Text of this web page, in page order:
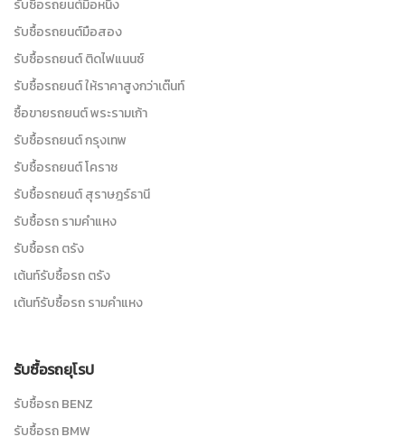
รับซื้อรถยนต์มือหนึ่ง
รับซื้อรถยนต์มือสอง
รับซื้อรถยนต์ ติดไฟแนนซ์
รับซื้อรถยนต์ ให้ราคาสูงกว่าเต๊นท์
ซื้อขายรถยนต์ พระรามเก้า
รับซื้อรถยนต์ กรุงเทพ
รับซื้อรถยนต์ โคราช
รับซื้อรถยนต์ สุราษฎร์ธานี
รับซื้อรถ รามคำแหง
รับซื้อรถ ตรัง
เต้นท์รับซื้อรถ ตรัง
เต้นท์รับซื้อรถ รามคำแหง
รับซื้อรถยุโรป
รับซื้อรถ BENZ
รับซื้อรถ BMW